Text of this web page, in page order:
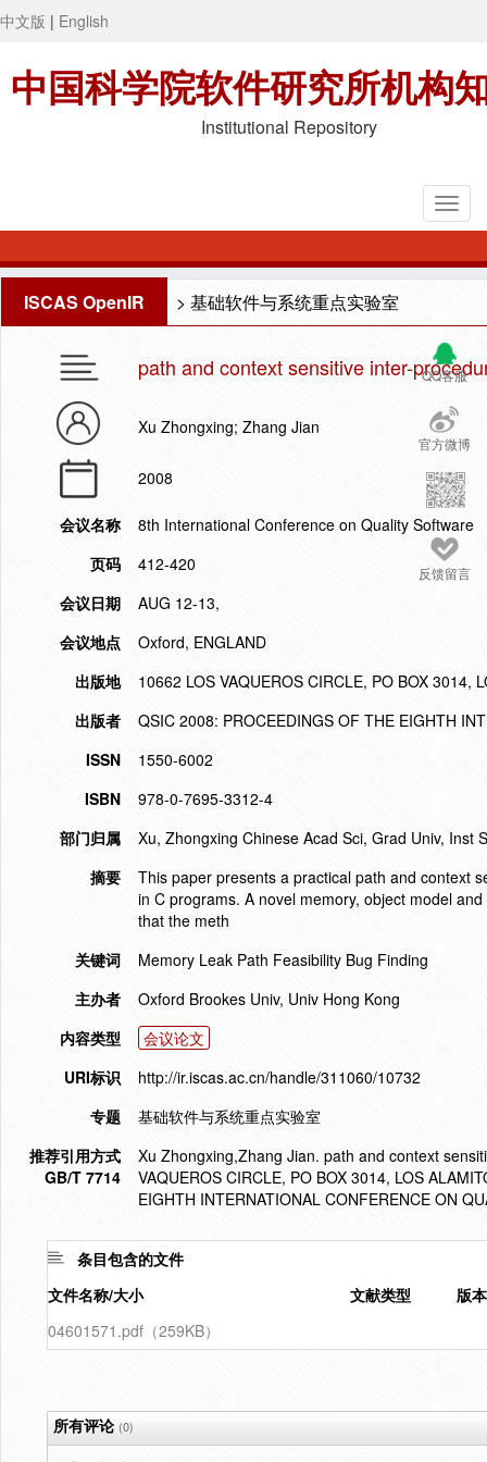
中文版 | English
中国科学院软件研究所机构
Institutional Repository
ISCAS OpenIR > 基础软件与系统重点实验室
QQ客服
官方微博
反馈留言
path and context sensitive inter-
Xu Zhongxing; Zhang Jian
2008
会议名称
8th International Conference on Quality Software
页码
412-420
会议日期
AUG 12-13,
会议地点
Oxford, ENGLAND
出版地
10662 LOS VAQUEROS CIRCLE, PO BOX 3014,
出版者
QSIC 2008: PROCEEDINGS OF THE EIGHTH
ISSN
1550-6002
ISBN
978-0-7695-3312-4
部门归属
Xu, Zhongxing Chinese Acad Sci, Grad Univ, Inst
摘要
This paper presents a practical path and context
in C programs. A novel memory, object model
that the meth
关键词
Memory Leak Path Feasibility Bug Finding
主办者
Oxford Brookes Univ, Univ Hong Kong
内容类型
会议论文
URI标识
http://ir.iscas.ac.cn/handle/311060/10732
专题
基础软件与系统重点实验室
推荐引用方式
GB/T 7714
Xu Zhongxing,Zhang Jian. path and context
VAQUEROS CIRCLE, PO BOX 3014, LOS
EIGHTH INTERNATIONAL CONFERENCE ON
条目包含的文件
文件名称/大小
文献类型
版
04601571.pdf（259KB）
所有评论(0)